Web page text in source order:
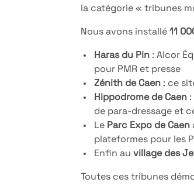
la catégorie « tribunes
Nous avons installé 11
Haras du Pin : Alcor
pour PMR et presse
Zénith de Caen : ce
Hippodrome de Caen
de para-dressage et
Le Parc Expo de Caen
plateformes pour les
Enfin au village des
Toutes ces tribunes